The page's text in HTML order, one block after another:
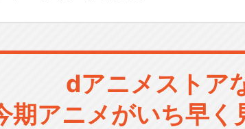
dアニメストア
期アニメがいち早く